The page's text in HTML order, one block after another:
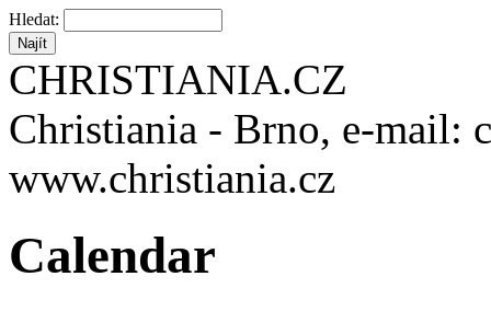
Hledat:
CHRISTIANIA.CZ
Christiania - Brno, e-mail:
www.christiania.cz
Calendar